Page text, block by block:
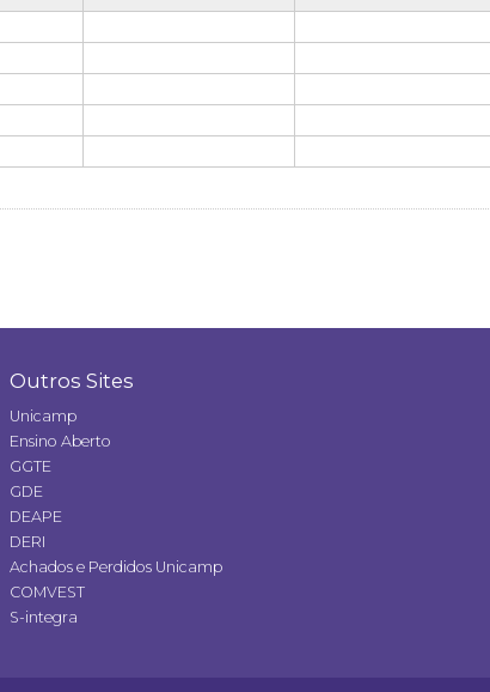
Outros Sites
Unicamp
Ensino Aberto
GGTE
GDE
DEAPE
DERI
Achados e Perdidos Unicamp
COMVEST
S-integra